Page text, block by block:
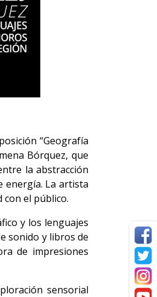
“Geografía
Bórquez, que
la abstracción
energía. La artista
con el público.
y los lenguajes
sonido y libros de
de impresiones
sensorial